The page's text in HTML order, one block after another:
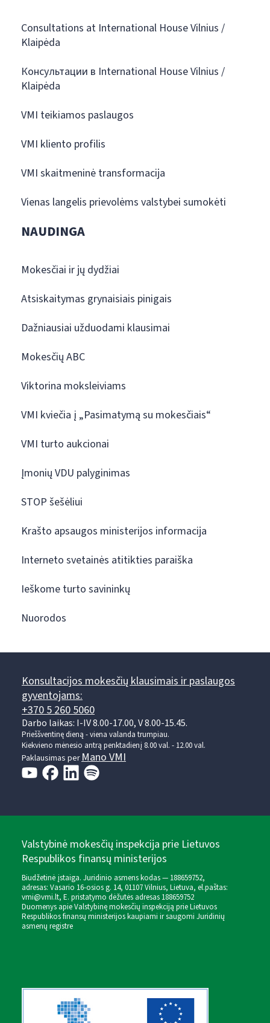
Consultations at International House Vilnius /
Klaipėda
Консультации в International House Vilnius /
Klaipėda
VMI teikiamos paslaugos
VMI kliento profilis
VMI skaitmeninė transformacija
Vienas langelis prievolėms valstybei sumokėti
NAUDINGA
Mokesčiai ir jų dydžiai
Atsiskaitymas grynaisiais pinigais
Dažniausiai užduodami klausimai
Mokesčių ABC
Viktorina moksleiviams
VMI kviečia į „Pasimatymą su mokesčiais“
VMI turto aukcionai
Įmonių VDU palyginimas
STOP šešėliui
Krašto apsaugos ministerijos informacija
Interneto svetainės atitikties paraiška
Ieškome turto savininkų
Nuorodos
Konsultacijos mokesčių klausimais ir paslaugos
gyventojams:
+370 5 260 5060
Darbo laikas: I-IV 8.00-17.00, V 8.00-15.45.
Prieššventinę dieną - viena valanda trumpiau.
Kiekvieno mėnesio antrą penktadienį 8.00 val. - 12.00 val.
Paklausimas perMano VMI
Valstybinė mokesčių inspekcija prie Lietuvos
Respublikos finansų ministerijos
Biudžetinė įstaiga. Juridinio asmens kodas — 188659752,
adresas: Vasario 16-osios g. 14, 01107 Vilnius, Lietuva, el.paštas:
vmi@vmi.lt, E. pristatymo dėžutės adresas 188659752
Duomenys apie Valstybinę mokesčių inspekciją prie Lietuvos
Respublikos finansų ministerijos kaupiami ir saugomi Juridinių
asmenų registre